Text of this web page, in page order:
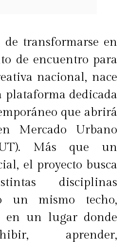
las tendencias, las
siguen siendo
Running, fútbol y
liderando por su
tecnología y
que el
el estilo pueden
en el día a
transformarse en
de encuentro para
nacional, nace
plataforma dedicada
que abrirá
Mercado Urbano
Más que un
el proyecto busca
disciplinas
un mismo techo,
en un lugar donde
aprender,